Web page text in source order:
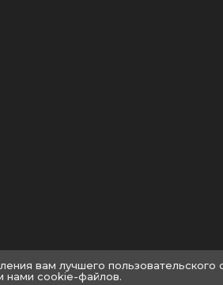
вам лучшего
нами cookie-файлов.